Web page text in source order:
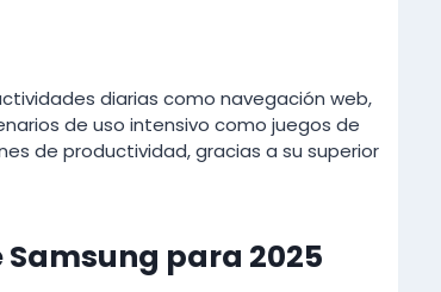
diarias como navegación web,
de uso intensivo como juegos de
de productividad, gracias a su superior
para 2025